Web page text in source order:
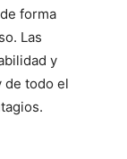
forma
Las
y
de todo el